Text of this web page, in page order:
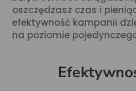
oszczędzasz czas i
efektywność kampanii
na poziomie